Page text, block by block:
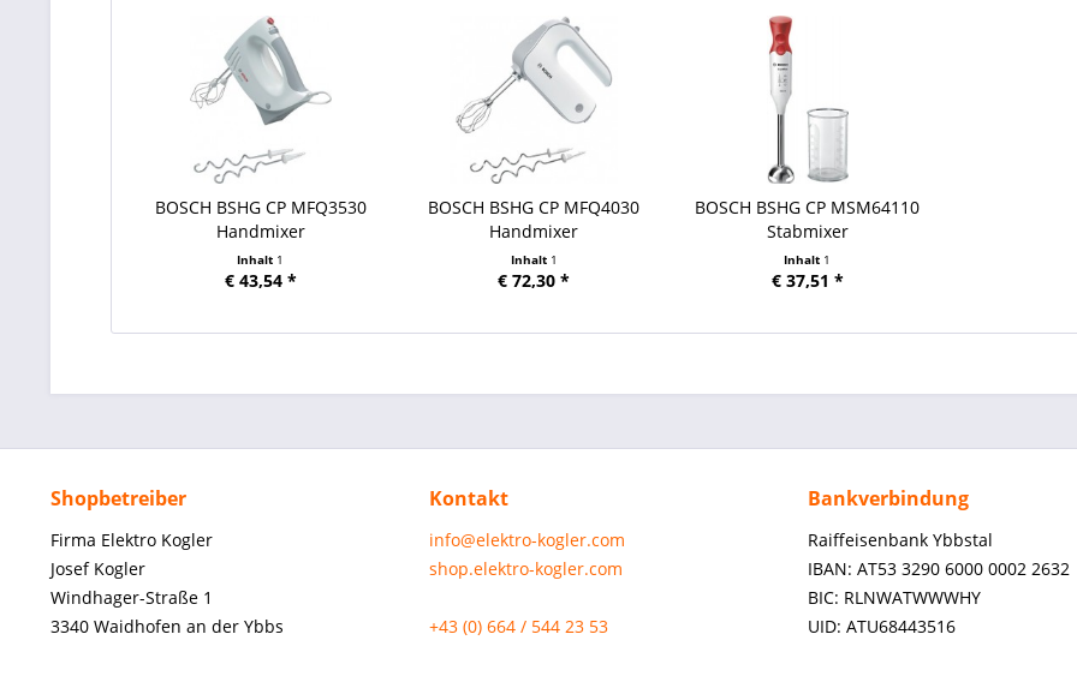
BOSCH BSHG CP MFQ3530
Handmixer
Inhalt 1
€ 43,54 *
BOSCH BSHG CP MFQ4030
Handmixer
Inhalt 1
€ 72,30 *
BOSCH BSHG CP MSM64110
Stabmixer
Inhalt 1
€ 37,51 *
Shopbetreiber
Firma Elektro Kogler
Josef Kogler
Windhager-Straße 1
3340 Waidhofen an der Ybbs
Kontakt
info@elektro-kogler.com
shop.elektro-kogler.com
+43 (0) 664 / 544 23 53
Bankverbindung
Raiffeisenbank Ybbstal
IBAN: AT53 3290 6000 0002 2632
BIC: RLNWATWWWHY
UID: ATU68443516